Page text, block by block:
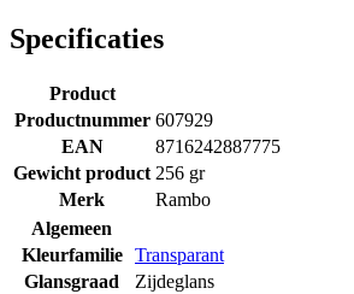
Specificaties
Product
Productnummer 607929
EAN
8716242887775
Gewicht product 256 gr
Merk
Rambo
Algemeen
Kleurfamilie
Transparant
Glansgraad
Zijdeglans